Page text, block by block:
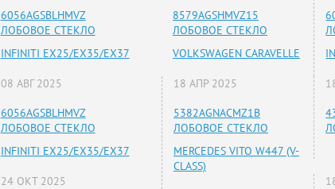
6056AGSBLHMVZ
ЛОБОВОЕ СТЕКЛО
INFINITI EX25/EX35/EX37
08 АВГ 2025
6056AGSBLHMVZ
ЛОБОВОЕ СТЕКЛО
INFINITI EX25/EX35/EX37
24 ОКТ 2025
8579AGSHMVZ15
ЛОБОВОЕ СТЕКЛО
VOLKSWAGEN CARAVELLE
18 АПР 2025
5382AGNACMZ1B
ЛОБОВОЕ СТЕКЛО
MERCEDES VITO W447 (V-
CLASS)